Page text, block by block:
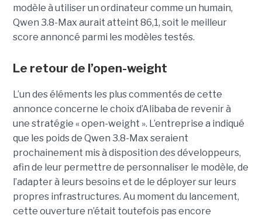
modèle à utiliser un ordinateur comme un humain,
Qwen 3.8-Max aurait atteint 86,1, soit le meilleur
score annoncé parmi les modèles testés.
Le retour de l’open-weight
L’un des éléments les plus commentés de cette
annonce concerne le choix d’Alibaba de revenir à
une stratégie « open-weight ». L’entreprise a indiqué
que les poids de Qwen 3.8-Max seraient
prochainement mis à disposition des développeurs,
afin de leur permettre de personnaliser le modèle, de
l’adapter à leurs besoins et de le déployer sur leurs
propres infrastructures. Au moment du lancement,
cette ouverture n’était toutefois pas encore